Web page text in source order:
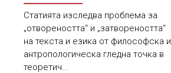
Статията изследва проблема за
„отвореността“ и „затвореността“
на текста и езика от философска и
антропологическа гледна точка в
теоретич...